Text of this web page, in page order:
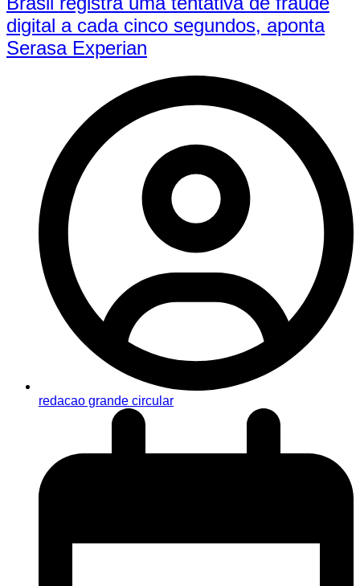
digital a cada cinco segundos, aponta
Serasa Experian
redacao grande circular